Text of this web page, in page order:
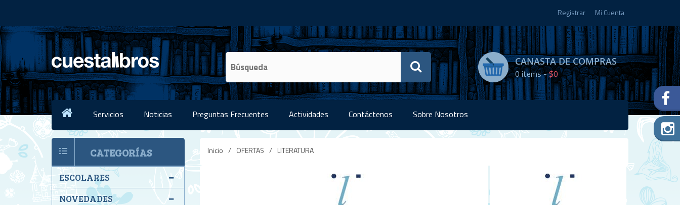
Registrar Mi Cuenta
CANASTA DE COMPRAS
0items -$0
Servicios Noticias Preguntas Frecuentes Actividades Contáctenos Sobre Nosotros
Inicio / OFERTAS / LITERATURA
CATEGORÍAS
ESCOLARES
NOVEDADES